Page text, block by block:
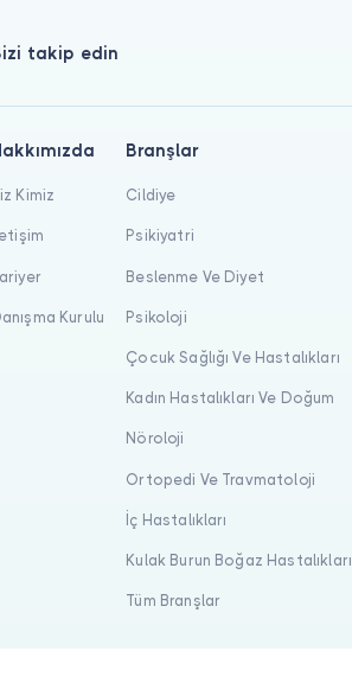
takip edin
Kimiz
Kurulu
Branşlar
Cildiye
Psikiyatri
Beslenme Ve Diyet
Psikoloji
Çocuk Sağlığı Ve Hastalıkları
Kadın Hastalıkları Ve Doğum
Nöroloji
Ortopedi Ve Travmatoloji
İç Hastalıkları
Kulak Burun Boğaz Hastalıkları
Tüm Branşlar